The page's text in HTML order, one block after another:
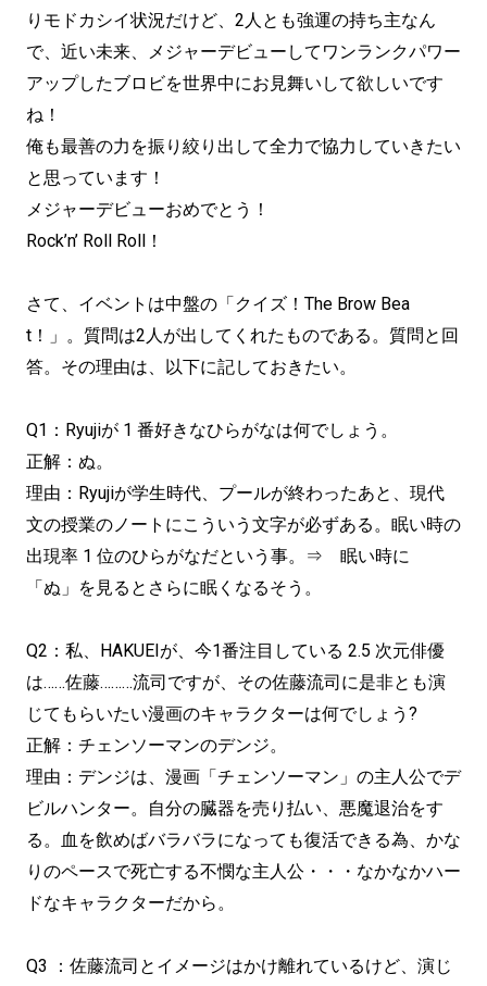
りモドカシイ状況だけど、2人とも強運の持ち主なん
で、近い未来、メジャーデビューしてワンランクパワー
アップしたブロビを世界中にお見舞いして欲しいです
ね！
俺も最善の力を振り絞り出して全力で協力していきたい
と思っています！
メジャーデビューおめでとう！
Rock’n’ Roll Roll！
さて、イベントは中盤の「クイズ！The Brow Bea
t！」。質問は2人が出してくれたものである。質問と回
答。その理由は、以下に記しておきたい。
Q1：Ryujiが 1 番好きなひらがなは何でしょう。
正解：ぬ。
理由：Ryujiが学生時代、プールが終わったあと、現代
文の授業のノートにこういう文字が必ずある。眠い時の
出現率 1 位のひらがなだという事。⇒ 眠い時に
「ぬ」を見るとさらに眠くなるそう。
Q2：私、HAKUEIが、今1番注目している 2.5 次元俳優
は……佐藤………流司ですが、その佐藤流司に是非とも演
じてもらいたい漫画のキャラクターは何でしょう?
正解：チェンソーマンのデンジ。
理由：デンジは、漫画「チェンソーマン」の主人公でデ
ビルハンター。自分の臓器を売り払い、悪魔退治をす
る。血を飲めばバラバラになっても復活できる為、かな
りのペースで死亡する不憫な主人公・・・なかなかハー
ドなキャラクターだから。
Q3 ：佐藤流司とイメージはかけ離れているけど、演じ